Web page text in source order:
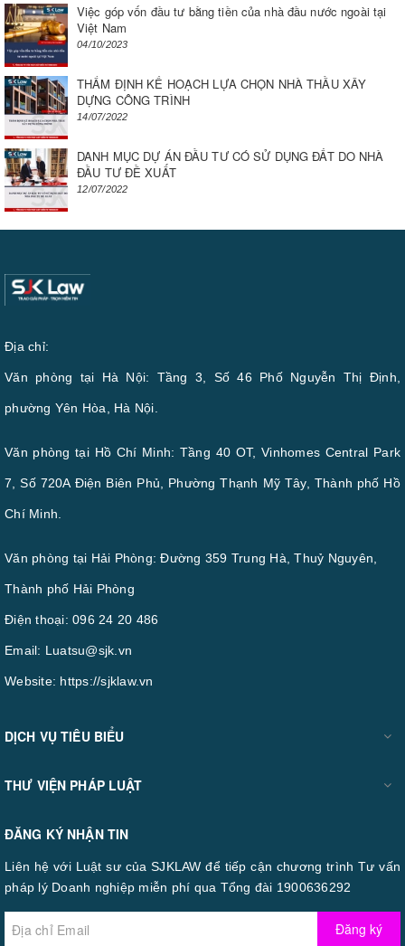
Việc góp vốn đầu tư bằng tiền của nhà đầu nước ngoài tại
Việt Nam
04/10/2023
THẨM ĐỊNH KẾ HOẠCH LỰA CHỌN NHÀ THẦU XÂY
DỰNG CÔNG TRÌNH
14/07/2022
DANH MỤC DỰ ÁN ĐẦU TƯ CÓ SỬ DỤNG ĐẤT DO NHÀ
ĐẦU TƯ ĐỀ XUẤT
12/07/2022
Địa chỉ:
Văn phòng tại Hà Nội: Tầng 3, Số 46 Phố Nguyễn Thị Định,
phường Yên Hòa, Hà Nội.
Văn phòng tại Hồ Chí Minh: Tầng 40 OT, Vinhomes Central Park
7, Số 720A Điện Biên Phủ, Phường Thạnh Mỹ Tây, Thành phố Hồ
Chí Minh.
Văn phòng tại Hải Phòng: Đường 359 Trung Hà, Thuỷ Nguyên,
Thành phố Hải Phòng
Điện thoại: 096 24 20 486
Email: Luatsu@sjk.vn
Website: https://sjklaw.vn
DỊCH VỤ TIÊU BIỂU
THƯ VIỆN PHÁP LUẬT
ĐĂNG KÝ NHẬN TIN
Liên hệ với Luật sư của SJKLAW để tiếp cận chương trình Tư vấn
pháp lý Doanh nghiệp miễn phí qua Tổng đài 1900636292
Đăng ký